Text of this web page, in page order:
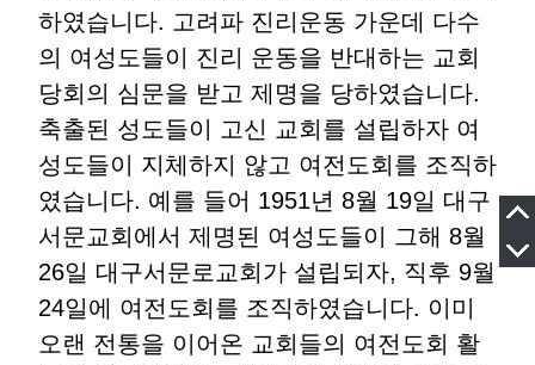
하였습니다. 고려파 진리운동 가운데 다수
의 여성도들이 진리 운동을 반대하는 교회
당회의 심문을 받고 제명을 당하였습니다.
축출된 성도들이 고신 교회를 설립하자 여
성도들이 지체하지 않고 여전도회를 조직하
였습니다. 예를 들어 1951년 8월 19일 대구
서문교회에서 제명된 여성도들이 그해 8월
26일 대구서문로교회가 설립되자, 직후 9월
24일에 여전도회를 조직하였습니다. 이미
오랜 전통을 이어온 교회들의 여전도회 활